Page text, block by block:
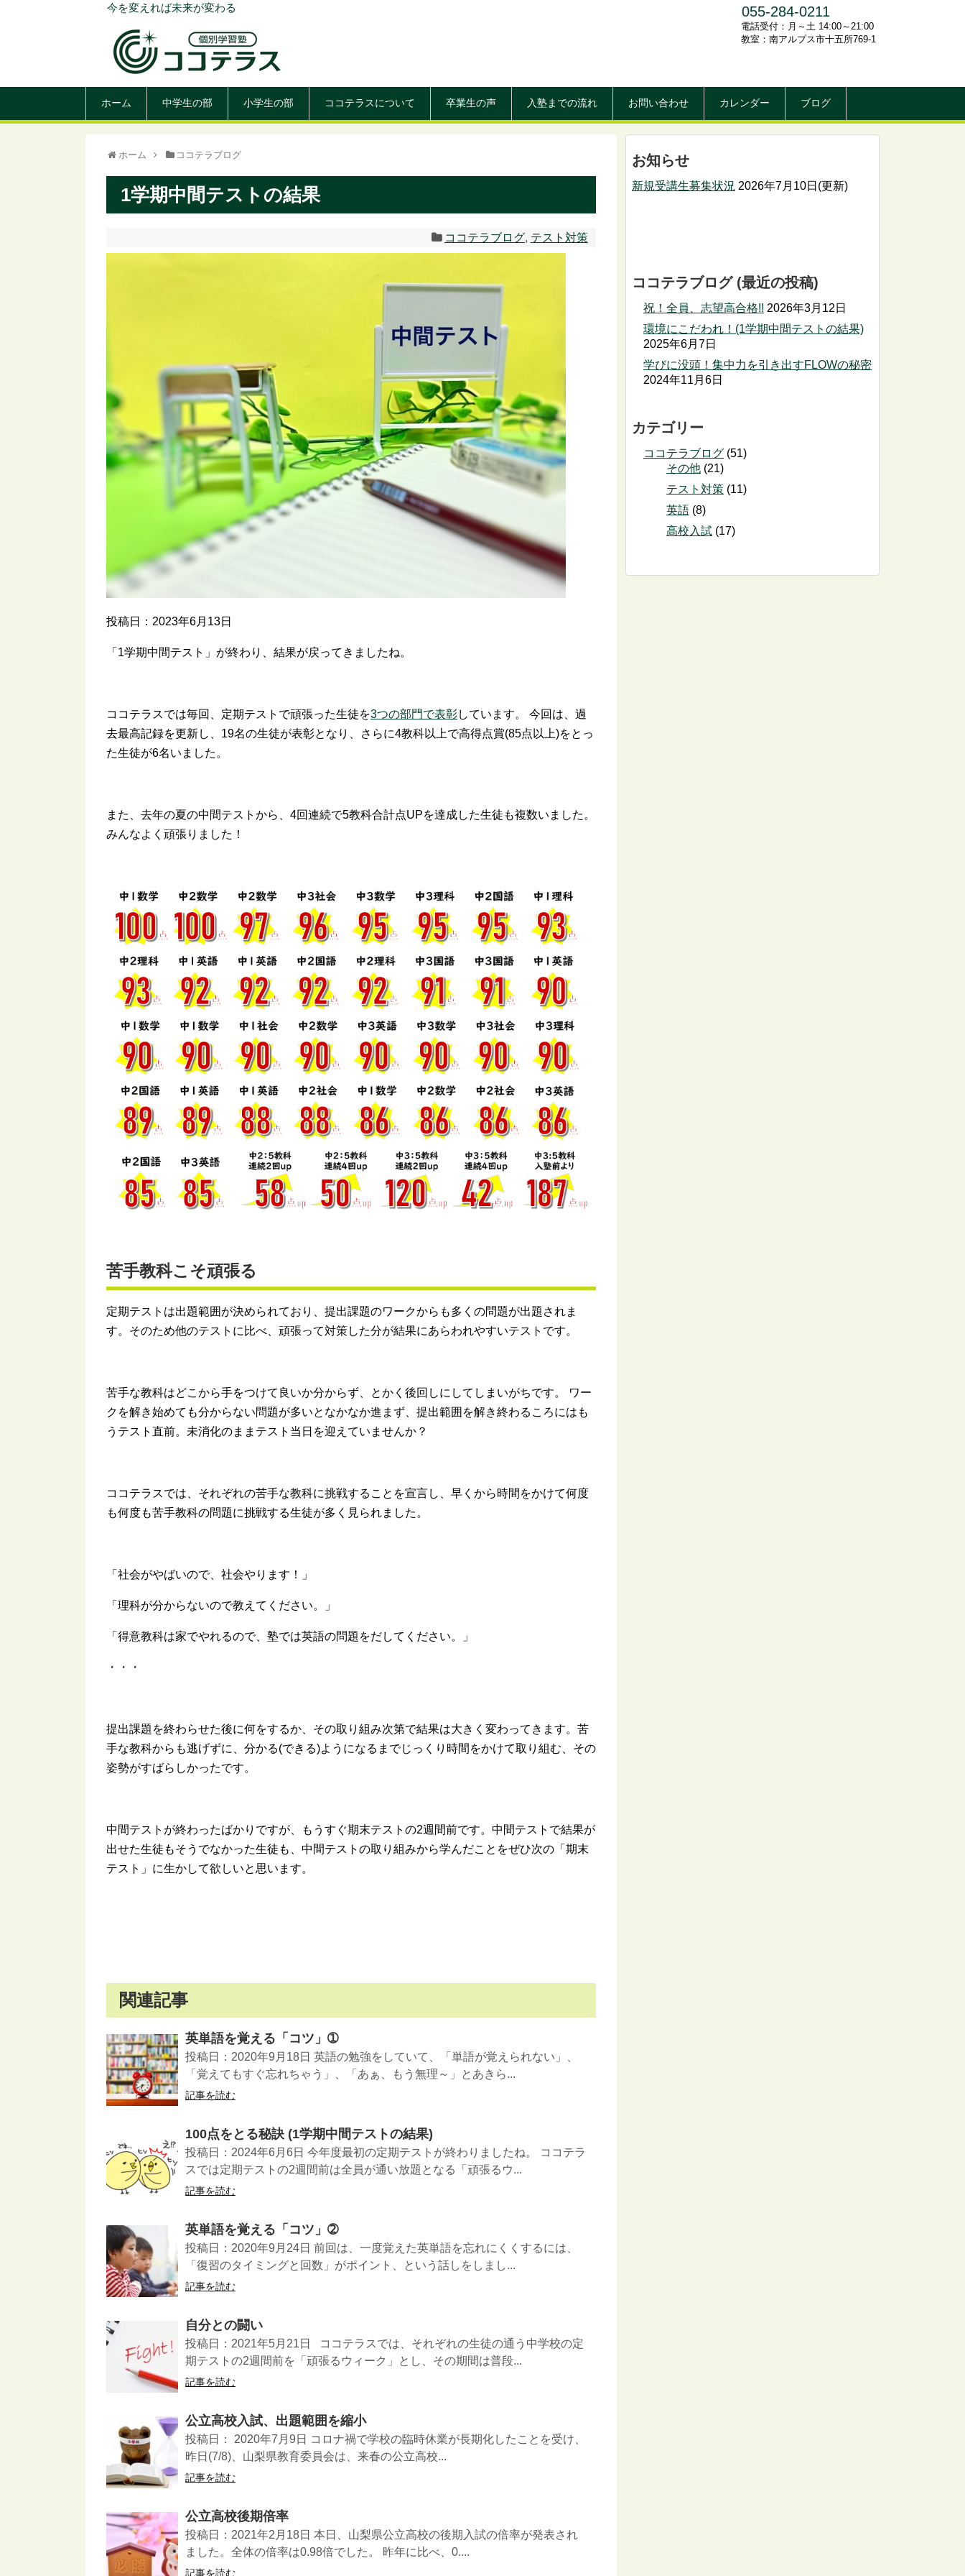
今を変えれば未来が変わる 055-284-0211
電話受付：月～土 14:00～21:00
教室：南アルプス市十五所769-1
ホーム 中学生の部 小学生の部 ココテラスについて 卒業生の声 入塾までの流れ お問い合わせ カレンダー ブログ
ホーム ココテラブログ
1学期中間テストの結果
ココテラブログ, テスト対策
投稿日：2023年6月13日
「1学期中間テスト」が終わり、結果が戻ってきましたね。
ココテラスでは毎回、定期テストで頑張った生徒を3つの部門で表彰しています。 今回は、過
去最高記録を更新し、19名の生徒が表彰となり、さらに4教科以上で高得点賞(85点以上)をとっ
た生徒が6名いました。
また、去年の夏の中間テストから、4回連続で5教科合計点UPを達成した生徒も複数いました。
みんなよく頑張りました！
苦手教科こそ頑張る
定期テストは出題範囲が決められており、提出課題のワークからも多くの問題が出題されま
す。そのため他のテストに比べ、頑張って対策した分が結果にあらわれやすいテストです。
苦手な教科はどこから手をつけて良いか分からず、とかく後回しにしてしまいがちです。 ワー
クを解き始めても分からない問題が多いとなかなか進まず、提出範囲を解き終わるころにはも
うテスト直前。未消化のままテスト当日を迎えていませんか？
ココテラスでは、それぞれの苦手な教科に挑戦することを宣言し、早くから時間をかけて何度
も何度も苦手教科の問題に挑戦する生徒が多く見られました。
「社会がやばいので、社会やります！」
「理科が分からないので教えてください。」
「得意教科は家でやれるので、塾では英語の問題をだしてください。」
・・・
提出課題を終わらせた後に何をするか、その取り組み次第で結果は大きく変わってきます。苦
手な教科からも逃げずに、分かる(できる)ようになるまでじっくり時間をかけて取り組む、その
姿勢がすばらしかったです。
中間テストが終わったばかりですが、もうすぐ期末テストの2週間前です。中間テストで結果が
出せた生徒もそうでなかった生徒も、中間テストの取り組みから学んだことをぜひ次の「期末
テスト」に生かして欲しいと思います。
関連記事
英単語を覚える「コツ」➀
投稿日：2020年9月18日 英語の勉強をしていて、「単語が覚えられない」、
「覚えてもすぐ忘れちゃう」、「あぁ、もう無理～」とあきら...
記事を読む
100点をとる秘訣 (1学期中間テストの結果)
投稿日：2024年6月6日 今年度最初の定期テストが終わりましたね。 ココテラ
スでは定期テストの2週間前は全員が通い放題となる「頑張るウ...
記事を読む
英単語を覚える「コツ」➁
投稿日：2020年9月24日 前回は、一度覚えた英単語を忘れにくくするには、
「復習のタイミングと回数」がポイント、という話しをしまし...
記事を読む
自分との闘い
投稿日：2021年5月21日 ココテラスでは、それぞれの生徒の通う中学校の定
期テストの2週間前を「頑張るウィーク」とし、その期間は普段...
記事を読む
公立高校入試、出題範囲を縮小
投稿日： 2020年7月9日 コロナ禍で学校の臨時休業が⻑期化したことを受け、
昨日(7/8)、山梨県教育委員会は、来春の公立高校...
記事を読む
公立高校後期倍率
投稿日：2021年2月18日 本日、山梨県公立高校の後期入試の倍率が発表され
ました。全体の倍率は0.98倍でした。 昨年に比べ、0....
記事を読む
お知らせ
新規受講生募集状況 2026年7月10日(更新)
ココテラブログ (最近の投稿)
祝！全員、志望高合格!! 2026年3月12日
環境にこだわれ！(1学期中間テストの結果)
2025年6月7日
学びに没頭！集中力を引き出すFLOWの秘密
2024年11月6日
カテゴリー
ココテラブログ (51)
その他 (21)
テスト対策 (11)
英語 (8)
高校入試 (17)